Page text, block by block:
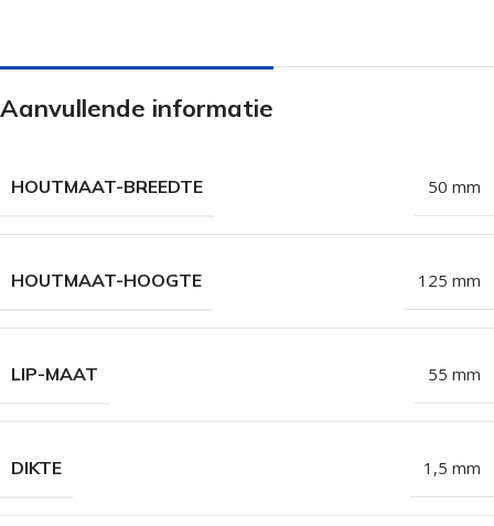
Aanvullende informatie
HOUTMAAT-BREEDTE 50 mm
HOUTMAAT-HOOGTE 125 mm
LIP-MAAT 55 mm
DIKTE 1,5 mm